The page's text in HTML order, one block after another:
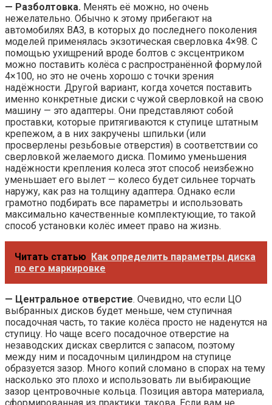
— Разболтовка. Менять её можно, но очень
нежелательно. Обычно к этому прибегают на
автомобилях ВАЗ, в которых до последнего поколения
моделей применялась экзотическая сверловка 4×98. С
помощью ухищрений вроде болтов с эксцентриком
можно поставить колёса с распространённой формулой
4×100, но это не очень хорошо с точки зрения
надёжности. Другой вариант, когда хочется поставить
именно конкретные диски с чужой сверловкой на свою
машину — это адаптеры. Они представляют собой
проставки, которые притягиваются к ступице штатным
крепежом, а в них закручены шпильки (или
просверлены резьбовые отверстия) в соответствии со
сверловкой желаемого диска. Помимо уменьшения
надёжности крепления колеса этот способ неизбежно
уменьшает его вылет — колесо будет сильнее торчать
наружу, как раз на толщину адаптера. Однако если
грамотно подбирать все параметры и использовать
максимально качественные комплектующие, то такой
способ установки колёс имеет право на жизнь.
Читать статью Как определить параметры диска
по его маркировке
— Центральное отверстие. Очевидно, что если ЦО
выбранных дисков будет меньше, чем ступичная
посадочная часть, то такие колёса просто не наденутся на
ступицу. Но чаще всего посадочное отверстие на
незаводских дисках сверлится с запасом, поэтому
между ним и посадочным цилиндром на ступице
образуется зазор. Много копий сломано в спорах на тему
насколько это плохо и использовать ли выбирающие
зазор центровочные кольца. Позиция автора материала,